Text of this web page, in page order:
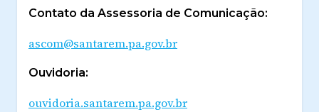
Contato da Assessoria de Comunicação:
ascom@santarem.pa.gov.br
Ouvidoria:
ouvidoria.santarem.pa.gov.br